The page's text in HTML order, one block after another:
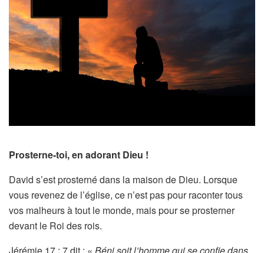
Prosterne-toi, en adorant Dieu !
David s’est prosterné dans la maison de Dieu. Lorsque
vous revenez de l’église, ce n’est pas pour raconter tous
vos malheurs à tout le monde, mais pour se prosterner
devant le Roi des rois.